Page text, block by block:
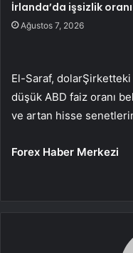
İrlanda’da işsizlik
Ağustos 7, 2026
El-Saraf, dolarŞirketteki
düşük ABD faiz oranı
ve artan hisse
Forex Haber Merkezi